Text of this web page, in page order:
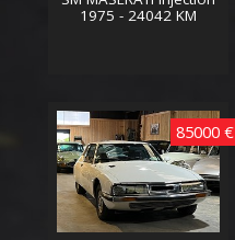
1975 - 24042 KM
85000 €